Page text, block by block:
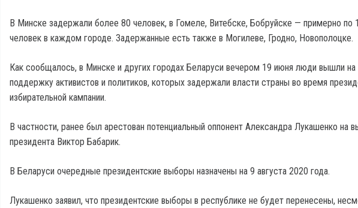
В Минске задержали более 80 человек, в Гомеле, Витебске, Бобруйске — примерно по
человек в каждом городе. Задержанные есть также в Могилеве, Гродно, Новополоцке.
Как сообщалось, в Минске и других городах Беларуси вечером 19 июня люди вышли на
поддержку активистов и политиков, которых задержали власти страны во время
избирательной кампании.
В частности, ранее был арестован потенциальный оппонент Александра Лукашенко на
президента Виктор Бабарик.
В Беларуси очередные президентские выборы назначены на 9 августа 2020 года.
Лукашенко заявил, что президентские выборы в республике не будет перенесены,